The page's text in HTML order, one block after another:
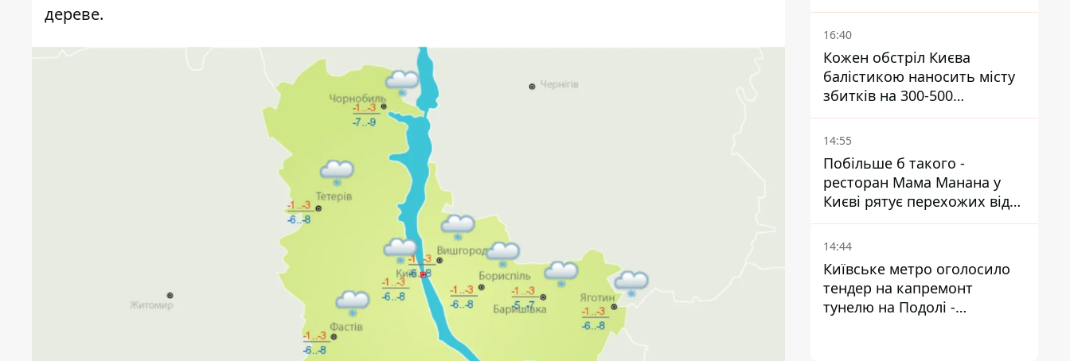
дереве.
16:40
Кожен обстріл Києва
балістикою наносить місту
збитків на 300-500
мільйонів - Петро
Пантелеєв
14:55
Побільше б такого -
ресторан Мама Манана у
Києві рятує перехожих від
спеки
14:44
Київське метро оголосило
тендер на капремонт
тунелю на Подолі -